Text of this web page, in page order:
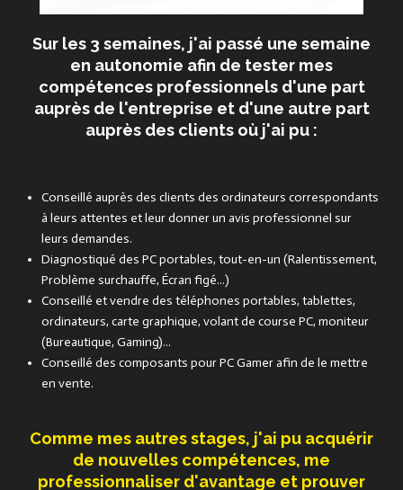
Sur les 3 semaines, j'ai passé une semaine
en autonomie afin de tester mes
compétences professionnels d'une part
auprès de l'entreprise et d'une autre part
auprès des clients où j'ai pu :
Conseillé auprès des clients des ordinateurs correspondants
à leurs attentes et leur donner un avis professionnel sur
leurs demandes.
Diagnostiqué des PC portables, tout-en-un (Ralentissement,
Problème surchauffe, Écran figé...)
Conseillé et vendre des téléphones portables, tablettes,
ordinateurs, carte graphique, volant de course PC, moniteur
(Bureautique, Gaming)...
Conseillé des composants pour PC Gamer afin de le mettre
en vente.
Comme mes autres stages, j'ai pu acquérir
de nouvelles compétences, me
professionnaliser d'avantage et prouver